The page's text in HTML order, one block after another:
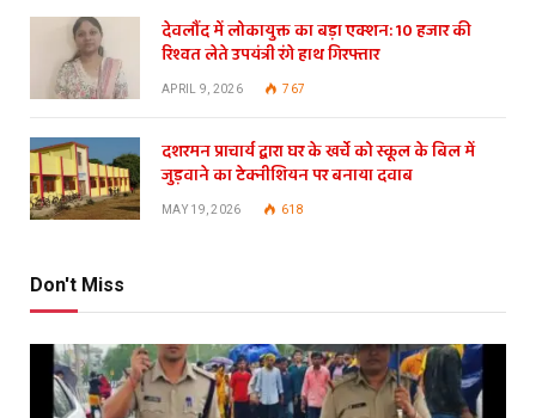
देवलौंद में लोकायुक्त का बड़ा एक्शन: 10 हजार की
रिश्वत लेते उपयंत्री रंगे हाथ गिरफ्तार
APRIL 9, 2026 767
दशरमन प्राचार्य द्वारा घर के खर्चे को स्कूल के बिल में
जुड़वाने का टेक्नीशियन पर बनाया दवाब
MAY 19, 2026 618
Don't Miss